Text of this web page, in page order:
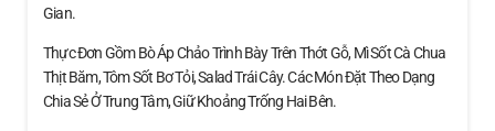
Gian.
Thực Đơn Gồm Bò Áp Chảo Trình Bày Trên Thớt Gỗ, Mì Sốt Cà Chua
Thịt Băm, Tôm Sốt Bơ Tỏi, Salad Trái Cây. Các Món Đặt Theo Dạng
Chia Sẻ Ở Trung Tâm, Giữ Khoảng Trống Hai Bên.